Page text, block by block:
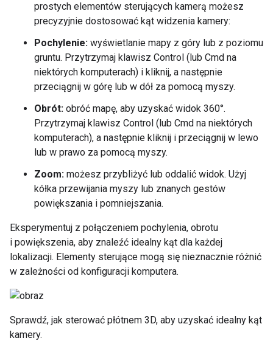
prostych elementów sterujących kamerą możesz
precyzyjnie dostosować kąt widzenia kamery:
Pochylenie: wyświetlanie mapy z góry lub z poziomu
gruntu. Przytrzymaj klawisz Control (lub Cmd na
niektórych komputerach) i kliknij, a następnie
przeciągnij w górę lub w dół za pomocą myszy.
Obrót: obróć mapę, aby uzyskać widok 360°.
Przytrzymaj klawisz Control (lub Cmd na niektórych
komputerach), a następnie kliknij i przeciągnij w lewo
lub w prawo za pomocą myszy.
Zoom: możesz przybliżyć lub oddalić widok. Użyj
kółka przewijania myszy lub znanych gestów
powiększania i pomniejszania.
Eksperymentuj z połączeniem pochylenia, obrotu
i powiększenia, aby znaleźć idealny kąt dla każdej
lokalizacji. Elementy sterujące mogą się nieznacznie różnić
w zależności od konfiguracji komputera.
Sprawdź, jak sterować płótnem 3D, aby uzyskać idealny kąt
kamery.